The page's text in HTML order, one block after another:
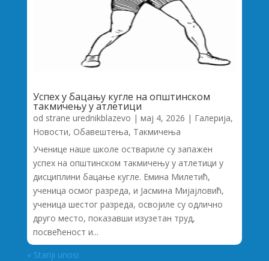
Успех у бацању кугле на општинском
такмичењу у атлетици
od strane urednikblazevo | мај 4, 2026 | Галерија,
Новости, Обавештења, Такмичења
Ученице наше школе оствариле су запажен
успех на општинском такмичењу у атлетици у
дисциплини бацање кугле. Емина Милетић,
ученица осмог разреда, и Јасмина Мијајловић,
ученица шестог разреда, освојиле су одлично
друго место, показавши изузетан труд,
посвећеност и...
« Stariji unosi